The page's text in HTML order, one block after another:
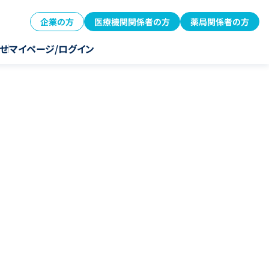
企業の方 医療機関関係者の方 薬局関係者の方
マイページ/ログイン